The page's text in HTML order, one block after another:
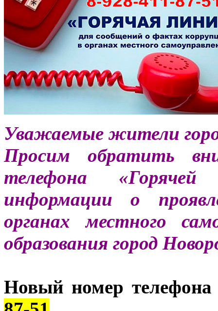
Уважаемые жители
Просим обратить
телефона
информации о
органах местного
образования город
Новый номер